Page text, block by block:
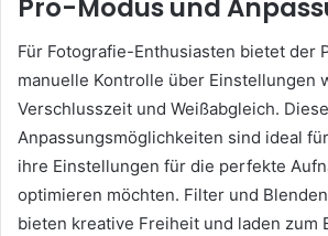
Pro-Modus und
Für Fotografie-Enthusiasten bietet der
manuelle Kontrolle über Einstellungen
Verschlusszeit und Weißabgleich. Diese
Anpassungsmöglichkeiten sind ideal
ihre Einstellungen für die perfekte
optimieren möchten. Filter und
bieten kreative Freiheit und laden zum